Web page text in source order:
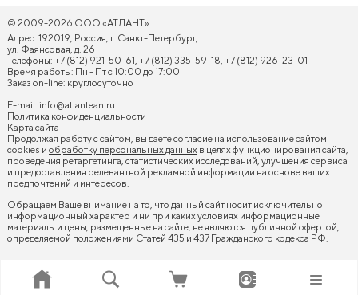
© 2009-2026 ООО «АТЛАНТ»
Адрес: 192019, Россия, г. Санкт-Петербург,
ул. Фаянсовая, д. 26
Телефоны: +7 (812) 921-50-61, +7 (812) 335-59-18, +7 (812) 926-23-01
Время работы: Пн - Пт с 10:00 до 17:00
Заказ on-line: круглосуточно
E-mail: info@atlantean.ru
Политика конфиденциальности
Карта сайта
Продолжая работу с сайтом, вы даете согласие на использование сайтом
cookies и обработку персональных данных в целях функционирования сайта,
проведения ретаргетинга, статистических исследований, улучшения сервиса
и предоставления релевантной рекламной информации на основе ваших
предпочтений и интересов.
Обращаем Ваше внимание на то, что данный сайт носит исключительно
информационный характер и ни при каких условиях информационные
материалы и цены, размещенные на сайте, не являются публичной офертой,
определяемой положениями Статей 435 и 437 Гражданского кодекса РФ.